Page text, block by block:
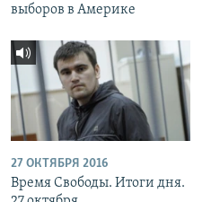
выборов в Америке
27 ОКТЯБРЯ 2016
Время Свободы. Итоги дня.